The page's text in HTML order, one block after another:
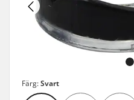
Färg:Svart